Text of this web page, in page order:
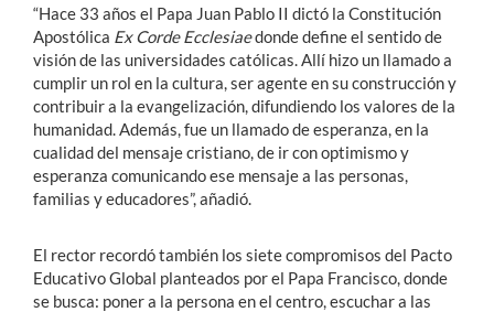
“Hace 33 años el Papa Juan Pablo II dictó la Constitución
Apostólica Ex Corde Ecclesiaedonde define el sentido de
visión de las universidades católicas. Allí hizo un llamado a
cumplir un rol en la cultura, ser agente en su construcción y
contribuir a la evangelización, difundiendo los valores de la
humanidad. Además, fue un llamado de esperanza, en la
cualidad del mensaje cristiano, de ir con optimismo y
esperanza comunicando ese mensaje a las personas,
familias y educadores”, añadió.
El rector recordó también los siete compromisos del Pacto
Educativo Global planteados por el Papa Francisco, donde
se busca: poner a la persona en el centro, escuchar a las